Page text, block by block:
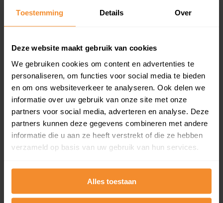
Toestemming Details Over
Deze website maakt gebruik van cookies
We gebruiken cookies om content en advertenties te
personaliseren, om functies voor social media te bieden
en om ons websiteverkeer te analyseren. Ook delen we
informatie over uw gebruik van onze site met onze
partners voor social media, adverteren en analyse. Deze
partners kunnen deze gegevens combineren met andere
informatie die u aan ze heeft verstrekt of die ze hebben
verzameld op basis van uw gebruik van hun services.
Alles toestaan
Een overzicht van alle verkochte woningen (koopsom
en koopdatum) binnen een postcodegebied. Dit
Bekijk product
Direct leverbaar
Een uitgebreid overzicht van het perceel en